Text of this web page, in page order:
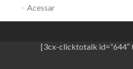
Acessar
[3cx-clicktotalk id=”644″